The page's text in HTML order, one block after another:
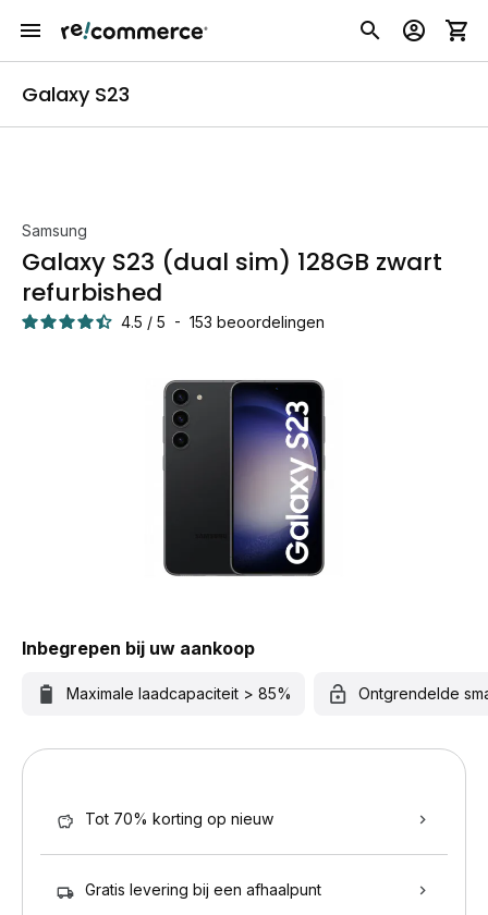
Galaxy S23
Samsung
Galaxy S23 (dual sim) 128GB zwart
refurbished
4.5 / 5 - 153 beoordelingen
Inbegrepen bij uw aankoop
Maximale laadcapaciteit > 85% Ontgrendelde
Tot 70% korting op nieuw
Gratis levering bij een afhaalpunt